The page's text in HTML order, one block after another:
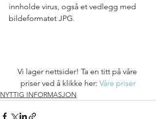
innholde virus, også et vedlegg med
bildeformatet JPG.
Vi lager nettsider! Ta en titt på våre
priser ved å klikke her: Våre priser
NYTTIG INFORMASJON